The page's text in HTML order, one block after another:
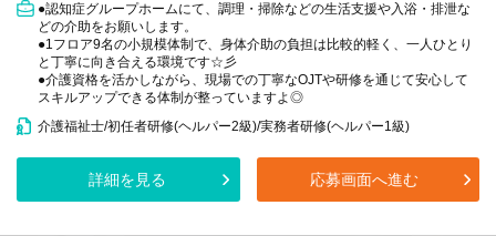
●認知症グループホームにて、調理・掃除などの生活支援や入浴・排泄な
どの介助をお願いします。
●1フロア9名の小規模体制で、身体介助の負担は比較的軽く、一人ひとり
と丁寧に向き合える環境です☆彡
●介護資格を活かしながら、現場での丁寧なOJTや研修を通じて安心して
スキルアップできる体制が整っていますよ◎
介護福祉士/初任者研修(ヘルパー2級)/実務者研修(ヘルパー1級)
詳細を見る 応募画面へ進む